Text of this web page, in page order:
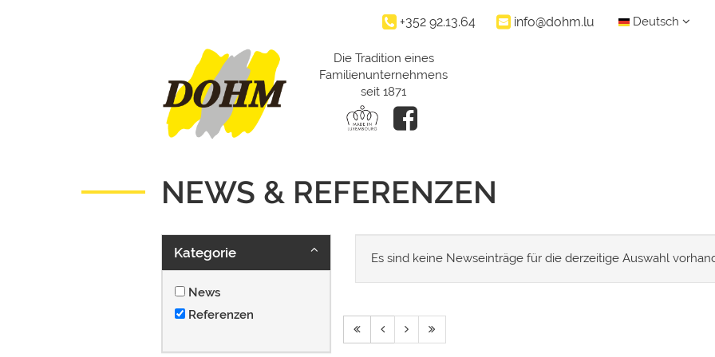
+352 92.13.64 info@dohm.lu Deutsch
Die Tradition eines
Familienunternehmens
seit 1871
NEWS & REFERENZEN
Kategorie
News
Referenzen
Es sind keine Newseinträge für die derzeitige Auswahl